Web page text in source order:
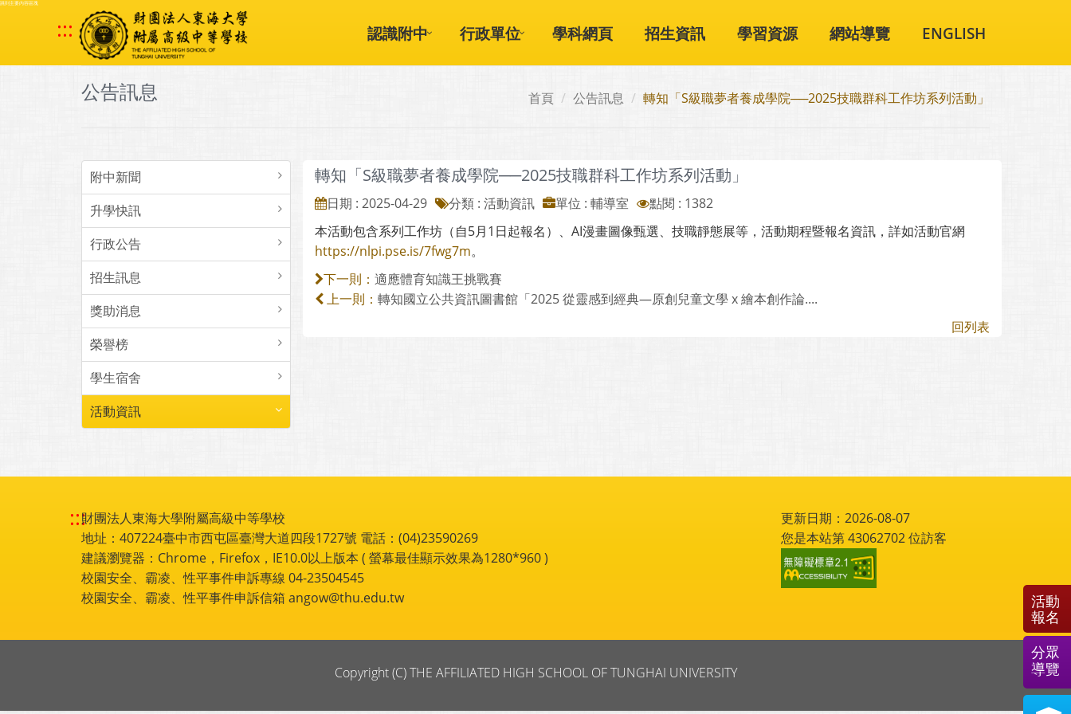
跳到主要內容區塊
::: 認識附中 行政單位 學科網頁 招生資訊 學習資源 網站導覽 ENGLISH
公告訊息 首頁 公告訊息 轉知「S級職夢者養成學院──2025技職群科工作坊系列活動」
附中新聞
升學快訊
行政公告
招生訊息
獎助消息
榮譽榜
學生宿舍
活動資訊
轉知「S級職夢者養成學院──2025技職群科工作坊系列活動」
日期 : 2025-04-29 分類 : 活動資訊 單位 : 輔導室
點閱 : 1382
本活動包含系列工作坊（自5月1日起報名）、AI漫畫圖像甄選、技職靜態展等，活動期程暨報名資訊，詳如活動官網
https://nlpi.pse.is/7fwg7m。
下一則： 適應體育知識王挑戰賽
上一則： 轉知國立公共資訊圖書館「2025 從靈感到經典—原創兒童文學 x 繪本創作論....
回列表
:::財團法人東海大學附屬高級中等學校
地址：407224臺中市西屯區臺灣大道四段1727號 電話：(04)23590269
建議瀏覽器：Chrome，Firefox，IE10.0以上版本 ( 螢幕最佳顯示效果為1280*960 )
校園安全、霸凌、性平事件申訴專線 04-23504545
校園安全、霸凌、性平事件申訴信箱 angow@thu.edu.tw
更新日期：2026-08-07
您是本站第43062702位訪客
Copyright (C) THE AFFILIATED HIGH SCHOOL OF TUNGHAI UNIVERSITY
活動
報名
分眾
導覽